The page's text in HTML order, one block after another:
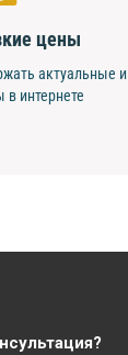
цены
актуальные и
интернете